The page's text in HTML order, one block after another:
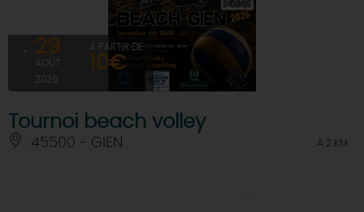
29
AOÛT
2026
À PARTIR DE
10€
Tournoi beach volley
45500 - GIEN À 2 KM